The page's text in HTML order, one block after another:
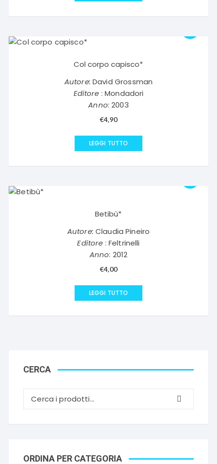
Col corpo capisco*
Autore: David Grossman
Editore : Mondadori
Anno: 2003
€4,90
LEGGI TUTTO
Betibù*
Autore: Claudia Pineiro
Editore : Feltrinelli
Anno: 2012
€4,00
LEGGI TUTTO
CERCA
ORDINA PER CATEGORIA